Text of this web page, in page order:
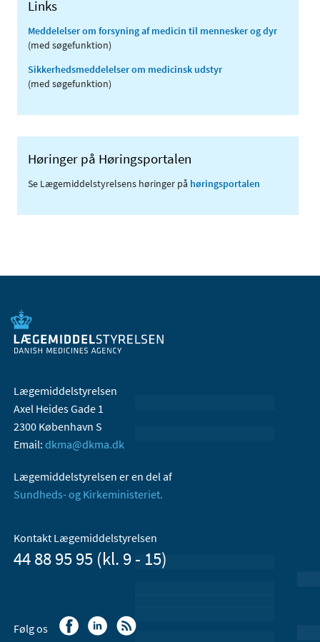
Links
Meddelelser om forsyning af medicin til mennesker og dyr
(med søgefunktion)
Sikkerhedsmeddelelser om medicinsk udstyr
(med søgefunktion)
Høringer på Høringsportalen
Se Lægemiddelstyrelsens høringer på høringsportalen
Lægemiddelstyrelsen
Axel Heides Gade 1
2300 København S
Email: dkma@dkma.dk
Lægemiddelstyrelsen er en del af
Sundheds- og Kirkeministeriet.
Kontakt Lægemiddelstyrelsen
44 88 95 95 (kl. 9 - 15)
Følg os